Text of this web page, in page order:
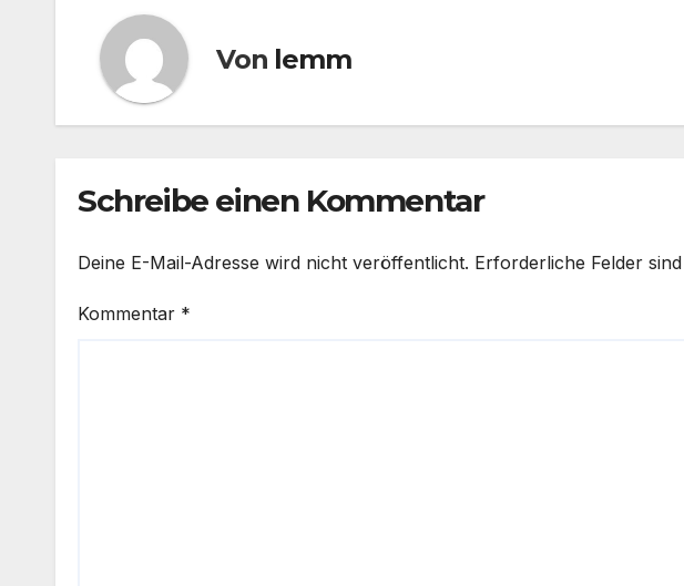
Von lemm
Schreibe einen Kommentar
Deine E-Mail-Adresse wird nicht veröffentlicht. Erforderliche Felder
Kommentar *